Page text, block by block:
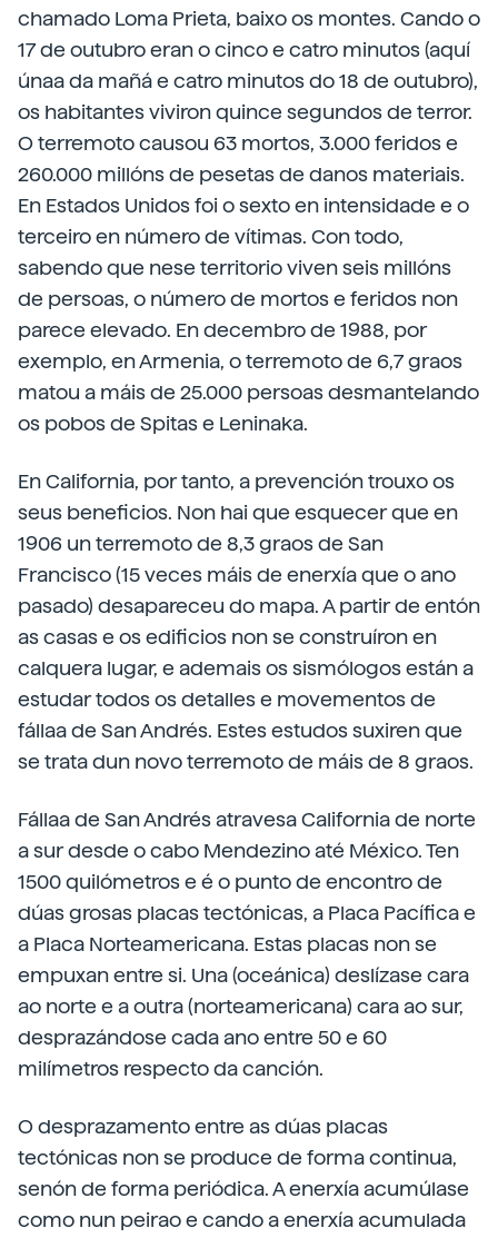
chamado Loma Prieta, baixo os montes. Cando o
17 de outubro eran o cinco e catro minutos (aquí
únaa da mañá e catro minutos do 18 de outubro),
os habitantes viviron quince segundos de terror.
O terremoto causou 63 mortos, 3.000 feridos e
260.000 millóns de pesetas de danos materiais.
En Estados Unidos foi o sexto en intensidade e o
terceiro en número de vítimas. Con todo,
sabendo que nese territorio viven seis millóns
de persoas, o número de mortos e feridos non
parece elevado. En decembro de 1988, por
exemplo, en Armenia, o terremoto de 6,7 graos
matou a máis de 25.000 persoas desmantelando
os pobos de Spitas e Leninaka.
En California, por tanto, a prevención trouxo os
seus beneficios. Non hai que esquecer que en
1906 un terremoto de 8,3 graos de San
Francisco (15 veces máis de enerxía que o ano
pasado) desapareceu do mapa. A partir de entón
as casas e os edificios non se construíron en
calquera lugar, e ademais os sismólogos están a
estudar todos os detalles e movementos de
fállaa de San Andrés. Estes estudos suxiren que
se trata dun novo terremoto de máis de 8 graos.
Fállaa de San Andrés atravesa California de norte
a sur desde o cabo Mendezino até México. Ten
1500 quilómetros e é o punto de encontro de
dúas grosas placas tectónicas, a Placa Pacífica e
a Placa Norteamericana. Estas placas non se
empuxan entre si. Una (oceánica) deslízase cara
ao norte e a outra (norteamericana) cara ao sur,
desprazándose cada ano entre 50 e 60
milímetros respecto da canción.
O desprazamento entre as dúas placas
tectónicas non se produce de forma continua,
senón de forma periódica. A enerxía acumúlase
como nun peirao e cando a enerxía acumulada